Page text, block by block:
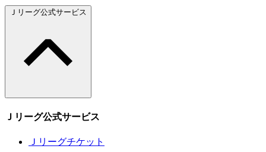
Ｊリーグ公式サービス
Ｊリーグ公式サービス
Ｊリーグチケット